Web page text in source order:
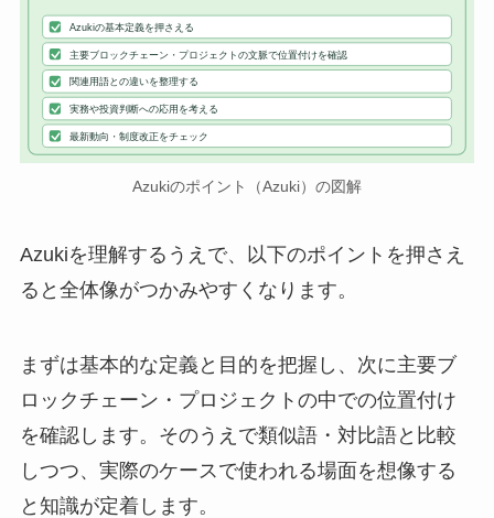
Azukiの基本定義を押さえる
主要ブロックチェーン・プロジェクトの文脈で位置付けを確認
関連用語との違いを整理する
実務や投資判断への応用を考える
最新動向・制度改正をチェック
Azukiのポイント（Azuki）の図解
Azukiを理解するうえで、以下のポイントを押さえ
ると全体像がつかみやすくなります。
まずは基本的な定義と目的を把握し、次に主要ブ
ロックチェーン・プロジェクトの中での位置付け
を確認します。そのうえで類似語・対比語と比較
しつつ、実際のケースで使われる場面を想像する
と知識が定着します。